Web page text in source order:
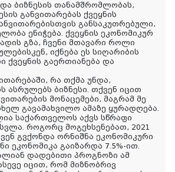
ბიზნესის თანამშრომლობას,
განვითარებას ქვეყნის
განსაკუთრებული,
ენიჭება. ქვეყნის ეკონომიკურ
გზა, ჩვენი მთავარი როლი
იქნება ეს სიღარიბის
ქვეყნის გაერთიანება და
რა თქმა უნდა,
ასრულებს ბიზნესი. თქვენ იცით
მონაცემები, მაგრამ მე
გავამახვილო ამაზე ყურადღება.
საქართველოს აქვს სწრაფი
როგორც მოგეხსენებათ, 2021
გვქონდა ორნიშნა ეკონომიკური
ეკონომიკა გაიზარდა 7.5%-ით.
დადებითი პროგნოზი ამ
იცით, რომ მიზნობრივ